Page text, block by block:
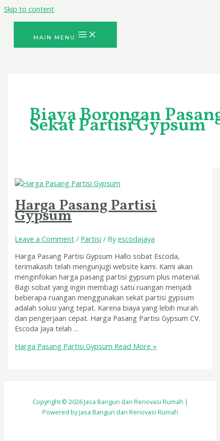
Skip to content
MAIN MENU
Biaya Borongan
Sekat Partisi Gypsum
Harga Pasang Partisi
Gypsum
Leave a Comment / Partisi / Byescodajaya
Harga Pasang Partisi Gypsum Hallo sobat Escoda,
terimakasih telah mengunjugi website kami. Kami akan
menginfokan harga pasang partisi gypsum plus material.
Bagi sobat yang ingin membagi satu ruangan menjadi
beberapa ruangan menggunakan sekat partisi gypsum
adalah solusi yang tepat. Karena biaya yang lebih murah
dan pengerjaan cepat. Harga Pasang Partisi Gypsum CV.
Escoda Jaya telah …
Harga Pasang Partisi Gypsum Read More »
Copyright © 2026 Jasa Bangun dan Renovasi Rumah |
Powered by Jasa Bangun dan Renovasi Rumah